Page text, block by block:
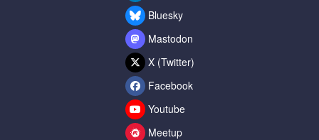
Bluesky
Mastodon
X (Twitter)
Facebook
Youtube
Meetup